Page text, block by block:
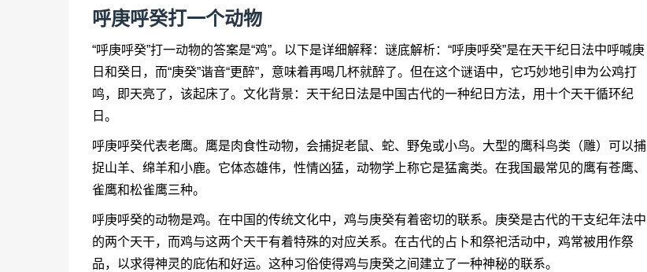
呼庚呼癸打一个动物
“呼庚呼癸”打一动物的答案是“鸡”。以下是详细解释：谜底解析：“呼庚呼癸”是在天干纪日法中呼喊庚
日和癸日，而“庚癸”谐音“更醉”，意味着再喝几杯就醉了。但在这个谜语中，它巧妙地引申为公鸡打
鸣，即天亮了，该起床了。文化背景：天干纪日法是中国古代的一种纪日方法，用十个天干循环纪
日。
呼庚呼癸代表老鹰。鹰是肉食性动物，会捕捉老鼠、蛇、野兔或小鸟。大型的鹰科鸟类（雕）可以捕
捉山羊、绵羊和小鹿。它体态雄伟，性情凶猛，动物学上称它是猛禽类。在我国最常见的鹰有苍鹰、
雀鹰和松雀鹰三种。
呼庚呼癸的动物是鸡。在中国的传统文化中，鸡与庚癸有着密切的联系。庚癸是古代的干支纪年法中
的两个天干，而鸡与这两个天干有着特殊的对应关系。在古代的占卜和祭祀活动中，鸡常被用作祭
品，以求得神灵的庇佑和好运。这种习俗使得鸡与庚癸之间建立了一种神秘的联系。